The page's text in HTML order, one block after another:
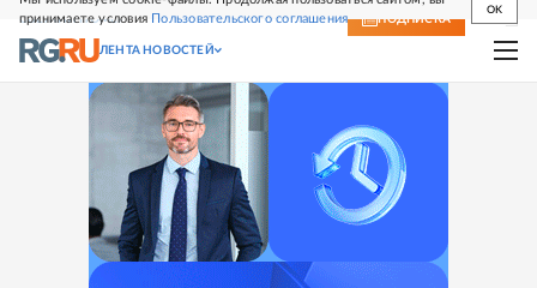
принимаете условия Пользовательского соглашения
OK
СВЕЖИЙ НОМЕР ПОДПИСКА
ЛЕНТА НОВОСТЕЙ